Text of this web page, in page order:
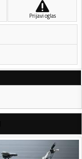
Prijavi oglas